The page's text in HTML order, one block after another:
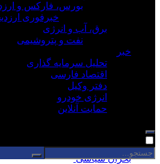
بورس، فارکس و
خبرفوری
برق، آب و انرژی
نفت و پتروشیمی
خبر
تحلیل سرمایه گذاری
اقتصاد فارسی
دفتر وکیل
انرژی خودرو
حمایت آنلاین
اینفوگرافیک؛ کاهش
آذربایجان‌شرقی
۵۳ درصد جان‌باختگان سوانح
نصرالهی: ۳۷۳
صادر شد
ضرب‌الاجل دادستان نهاوند
کشاورزی
۱۷۲۱ دانش آموز آذربایجان
فرا گرفتند
علی الزیدی کیست؟ نخست
بحران سیاسی